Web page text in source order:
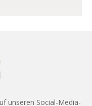
unseren Social-Media-